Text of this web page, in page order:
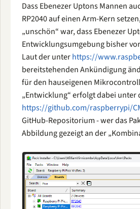
Dass Ebenezer Uptons Mannen
RP2040 auf einen Arm-Kern
„unschön“ war, dass Ebenezer
Entwicklungsumgebung bisher
Laut der unterhttps://
bereitstehenden Ankündigung
für den hauseigenen
„Entwicklung“ erfolgt dabei unter
https://github.com/raspberrypi/
GitHub-Repositorium - wer das
Abbildung gezeigt an der